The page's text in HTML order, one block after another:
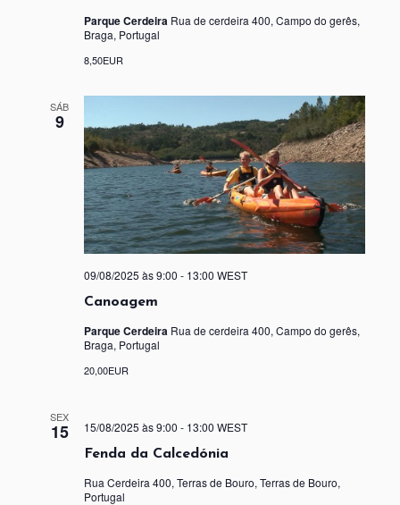
Parque Cerdeira Rua de cerdeira 400, Campo do gerês,
Braga, Portugal
8,50EUR
SÁB
9
Canoagem
09/08/2025 às 9:00 - 13:00 WEST
Parque Cerdeira Rua de cerdeira 400, Campo do gerês,
Braga, Portugal
20,00EUR
SEX
15
Fenda da Calcedónia
15/08/2025 às 9:00 - 13:00 WEST
Rua Cerdeira 400, Terras de Bouro, Terras de Bouro,
Portugal